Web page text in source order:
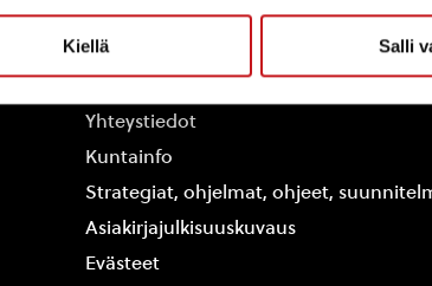
Kiellä Salli
Rautalammin kunta
Yhteystiedot
Kuntainfo
Strategiat, ohjelmat, ohjeet,
Asiakirjajulkisuuskuvaus
Evästeet